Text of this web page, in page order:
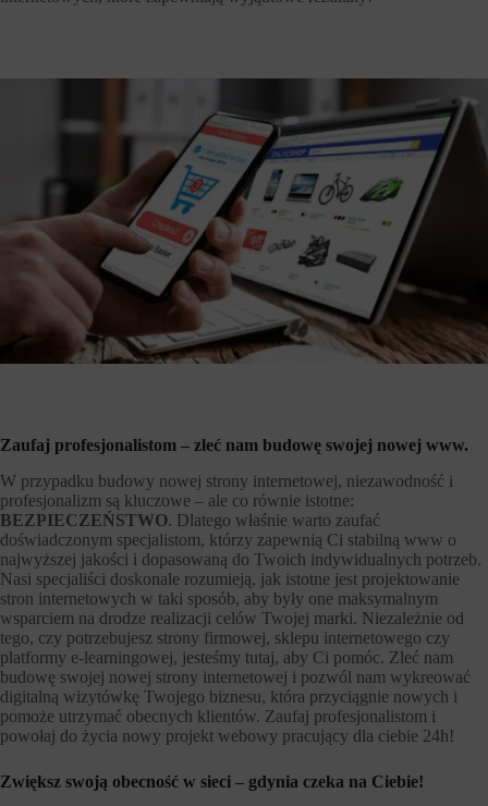
Zaufaj profesjonalistom – zleć nam budowę swojej nowej www.
W przypadku budowy nowej strony internetowej, niezawodność i
profesjonalizm są kluczowe – ale co równie istotne:
BEZPIECZEŃSTWO. Dlatego właśnie warto zaufać
doświadczonym specjalistom, którzy zapewnią Ci stabilną www o
najwyższej jakości i dopasowaną do Twoich indywidualnych potrzeb.
Nasi specjaliści doskonale rozumieją, jak istotne jest projektowanie
stron internetowych w taki sposób, aby były one maksymalnym
wsparciem na drodze realizacji celów Twojej marki. Niezależnie od
tego, czy potrzebujesz strony firmowej, sklepu internetowego czy
platformy e-learningowej, jesteśmy tutaj, aby Ci pomóc. Zleć nam
budowę swojej nowej strony internetowej i pozwól nam wykreować
digitalną wizytówkę Twojego biznesu, która przyciągnie nowych i
pomoże utrzymać obecnych klientów. Zaufaj profesjonalistom i
powołaj do życia nowy projekt webowy pracujący dla ciebie 24h!
Zwiększ swoją obecność w sieci – gdynia czeka na Ciebie!